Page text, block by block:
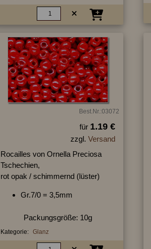
Best.Nr.:03072
für 1.19 €
zzgl. Versand
Rocailles von Ornella Preciosa
Tschechien,
rot opak / schimmernd (lüster)
Gr.7/0 = 3,5mm
Packungsgröße: 10g
Kategorie: Glanz